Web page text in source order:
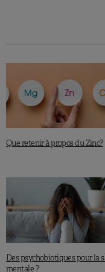
Que retenir à propos du Zinc?
Des psychobiotiques pour la
mentale ?